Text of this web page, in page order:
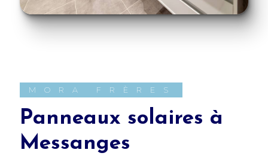
MORA FRÈRES
panneaux solaires à
Messanges